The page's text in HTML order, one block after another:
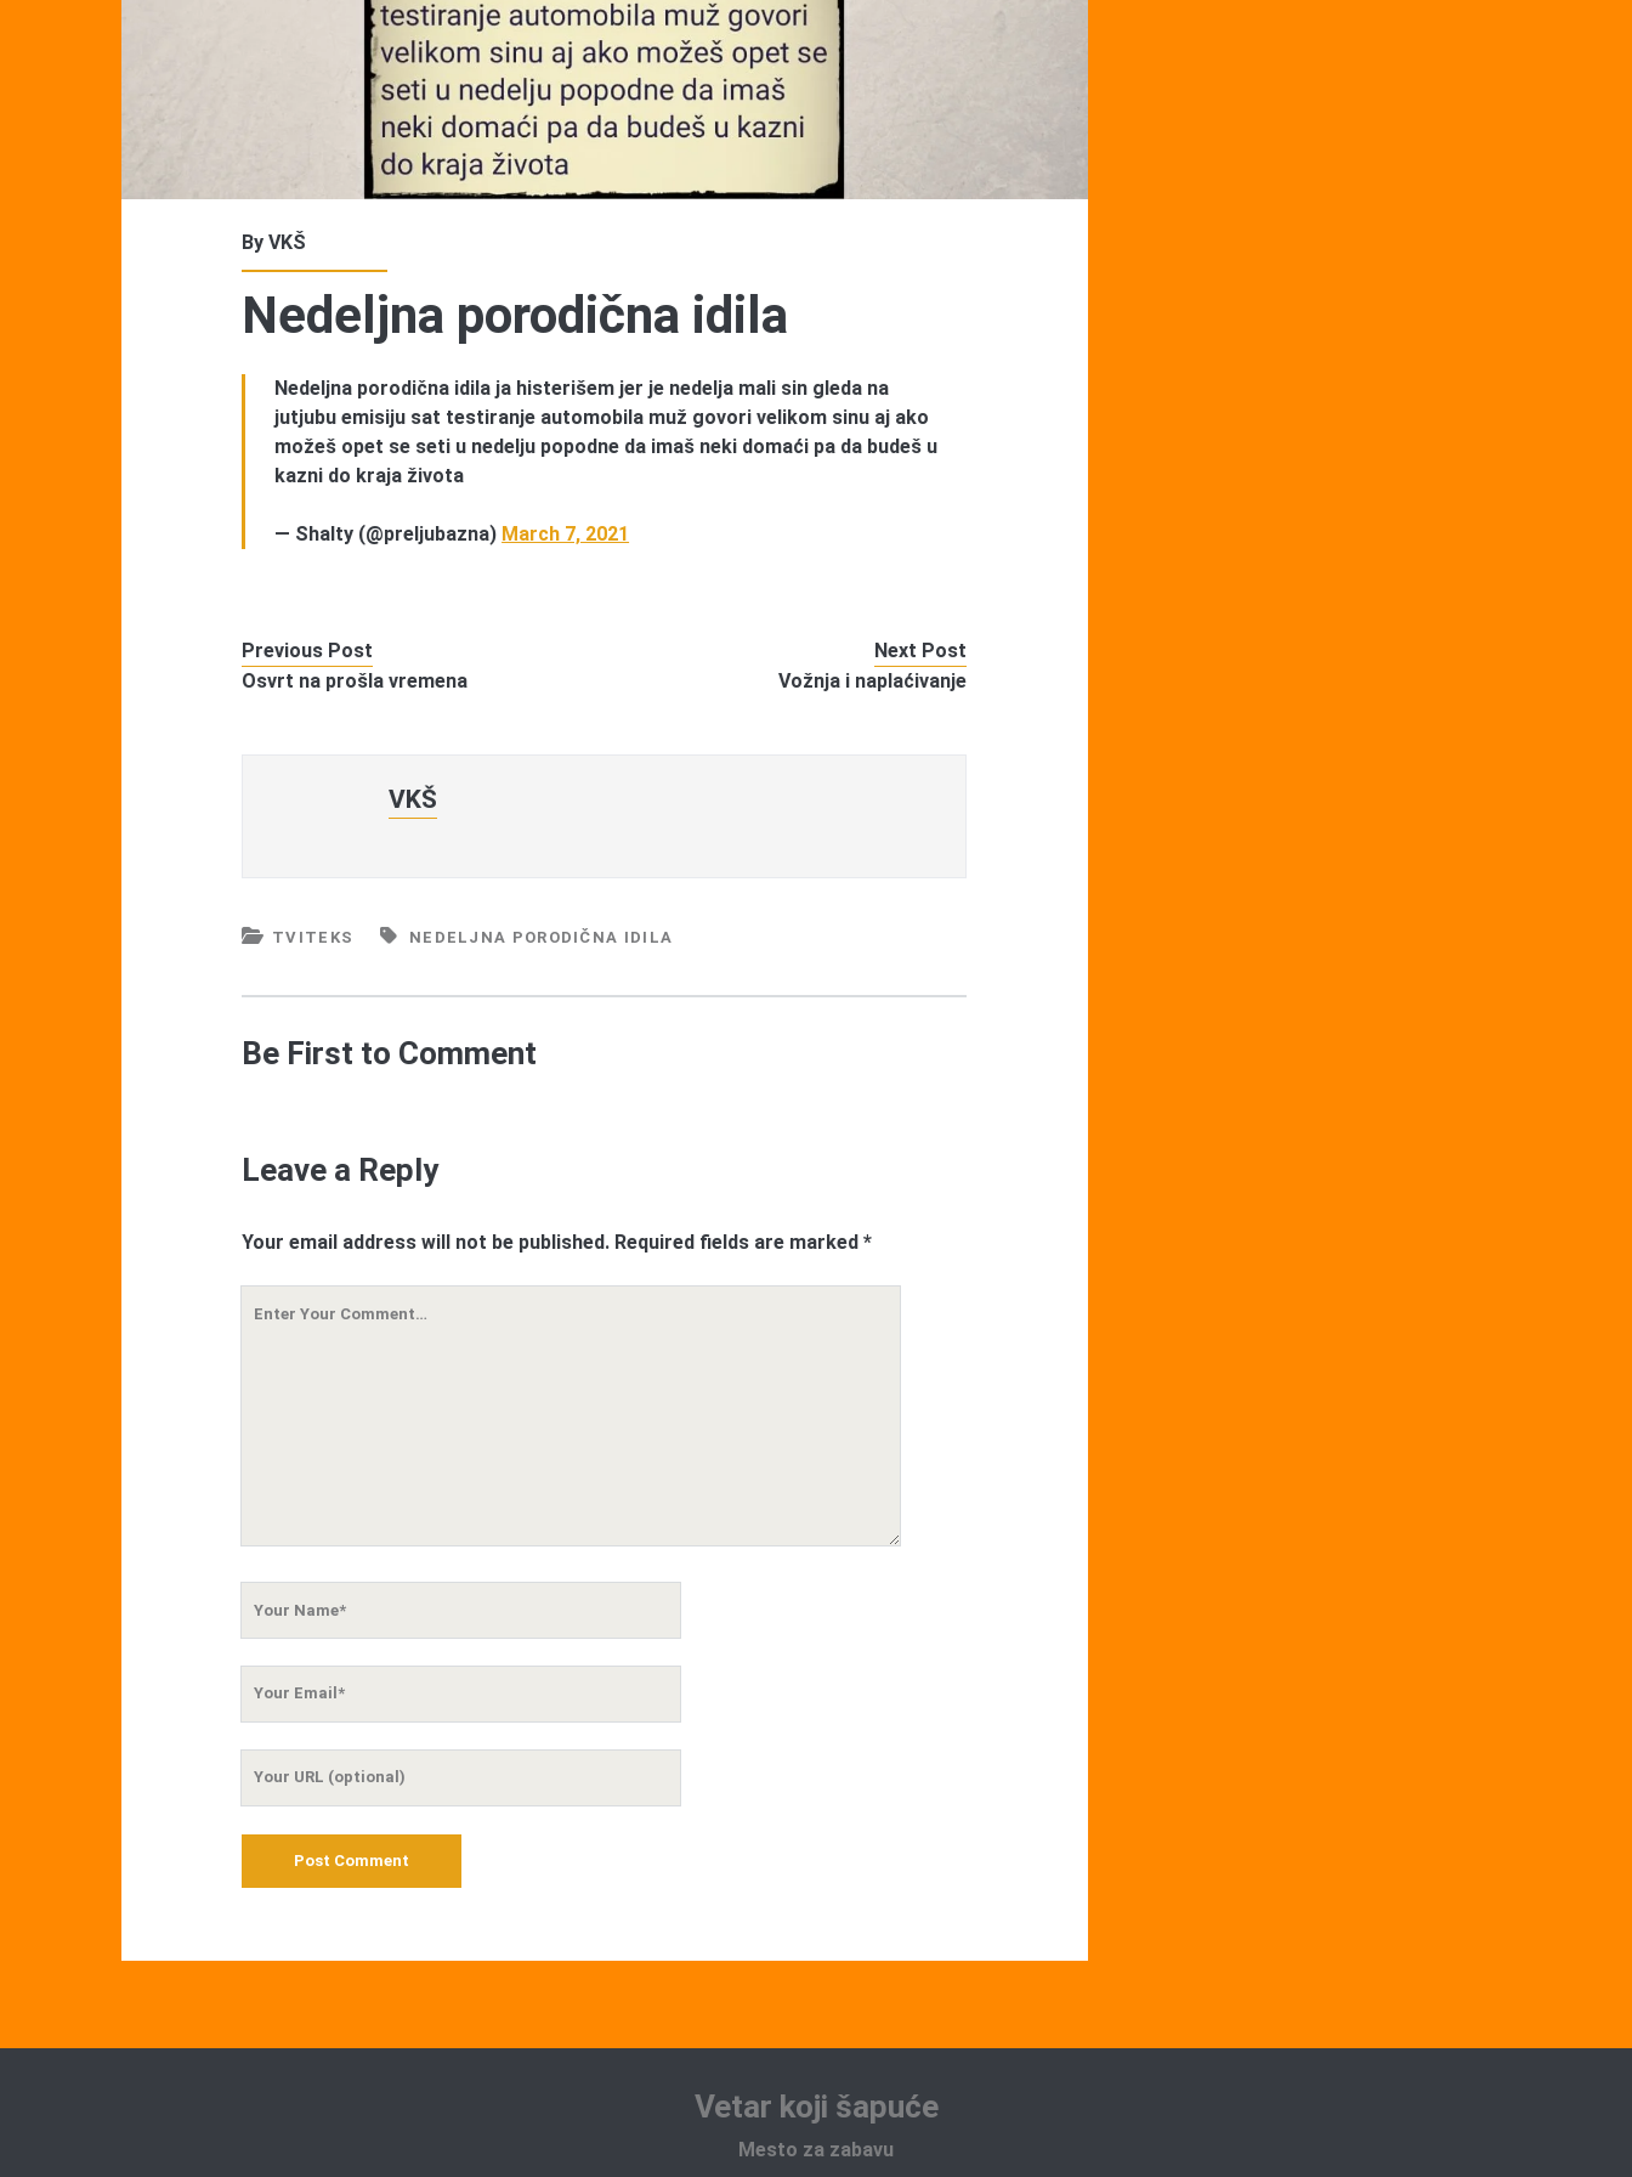
ByVKŠ
Nedeljna porodična idila
Nedeljna porodična idila ja histerišem jer je nedelja mali sin gleda na
jutjubu emisiju sat testiranje automobila muž govori velikom sinu aj ako
možeš opet se seti u nedelju popodne da imaš neki domaći pa da budeš u
kazni do kraja života
— Shalty (@preljubazna) March 7, 2021
Previous Post
Osvrt na prošla vremena
Next Post
Vožnja i naplaćivanje
VKŠ
TVITEKS NEDELJNA PORODIČNA IDILA
Be First to Comment
Leave a Reply
Your email address will not be published. Required fields are marked*
Vetar koji šapuće
Mesto za zabavu